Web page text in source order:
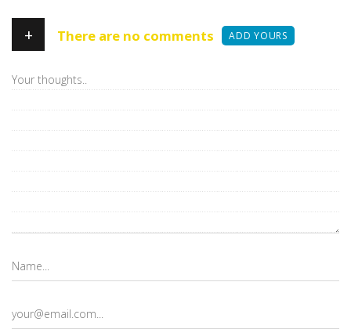
+ There are no comments ADD YOURS